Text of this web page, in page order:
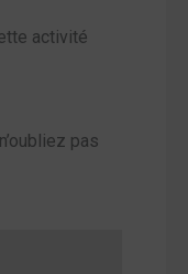
activité
pas